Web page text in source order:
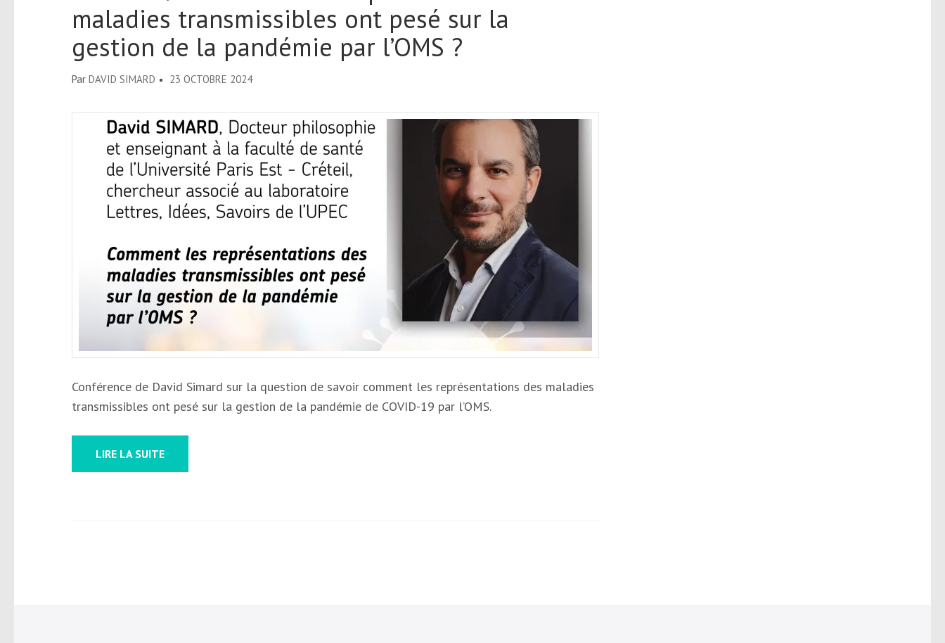
maladies transmissibles ont pesé sur la
gestion de la pandémie par l’OMS ?
Par DAVID SIMARD 23 OCTOBRE 2024
Conférence de David Simard sur la question de savoir comment les représentations des maladies
transmissibles ont pesé sur la gestion de la pandémie de COVID-19 par l’OMS.
LIRE LA SUITE